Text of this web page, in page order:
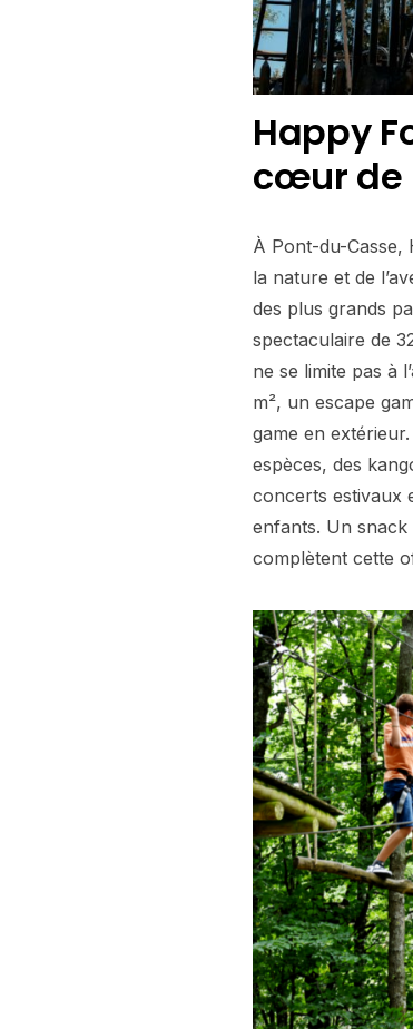
Happy
cœur de
À Pont-du-
la nature et de
des plus grands
spectaculaire de
ne se limite pas à
m², un escape
game en
espèces, des
concerts estivaux
enfants. Un
complètent cette